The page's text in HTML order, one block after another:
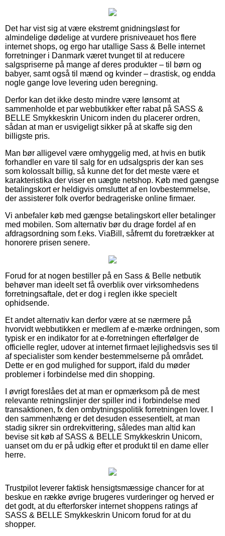
Det har vist sig at være ekstremt gnidningsløst for
almindelige dødelige at vurdere prisniveauet hos flere
internet shops, og ergo har utallige Sass & Belle internet
forretninger i Danmark været tvunget til at reducere
salgspriserne på mange af deres produkter – til børn og
babyer, samt også til mænd og kvinder – drastisk, og endda
nogle gange love levering uden beregning.
Derfor kan det ikke desto mindre være lønsomt at
sammenholde et par webbutikker efter rabat på SASS &
BELLE Smykkeskrin Unicorn inden du placerer ordren,
sådan at man er usvigeligt sikker på at skaffe sig den
billigste pris.
Man bør alligevel være omhyggelig med, at hvis en butik
forhandler en vare til salg for en udsalgspris der kan ses
som kolossalt billig, så kunne det for det meste være et
karakteristika der viser en uægte netshop. Køb med gængse
betalingskort er heldigvis omsluttet af en lovbestemmelse,
der assisterer folk overfor bedrageriske online firmaer.
Vi anbefaler køb med gængse betalingskort eller betalinger
med mobilen. Som alternativ bør du drage fordel af en
afdragsordning som f.eks. ViaBill, såfremt du foretrækker at
honorere prisen senere.
Forud for at nogen bestiller på en Sass & Belle netbutik
behøver man ideelt set få overblik over virksomhedens
forretningsaftale, det er dog i reglen ikke specielt
ophidsende.
Et andet alternativ kan derfor være at se nærmere på
hvorvidt webbutikken er medlem af e-mærke ordningen, som
typisk er en indikator for at e-forretningen efterfølger de
officielle regler, udover at internet firmaet lejlighedsvis ses til
af specialister som kender bestemmelserne på området.
Dette er en god mulighed for support, ifald du møder
problemer i forbindelse med din shopping.
I øvrigt foreslåes det at man er opmærksom på de mest
relevante retningslinjer der spiller ind i forbindelse med
transaktionen, fx den ombytningspolitik forretningen lover. I
den sammenhæng er det desuden essesentielt, at man
stadig sikrer sin ordrekvittering, således man altid kan
bevise sit køb af SASS & BELLE Smykkeskrin Unicorn,
uanset om du er på udkig efter et produkt til en dame eller
herre.
Trustpilot leverer faktisk hensigtsmæssige chancer for at
beskue en række øvrige brugeres vurderinger og herved er
det godt, at du efterforsker internet shoppens ratings af
SASS & BELLE Smykkeskrin Unicorn forud for at du
shopper.